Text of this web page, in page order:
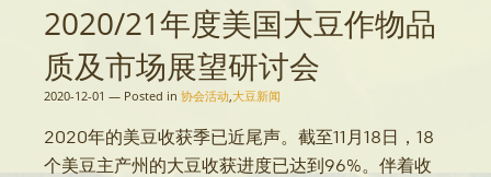
2020/21年度美国大豆作物品
质及市场展望研讨会
2020-12-01 — Posted in 协会活动 大豆新闻
2020年的美豆收获季已近尾声。截至11月18日，18
个美豆主产州的大豆收获进度已达到96%。伴着收